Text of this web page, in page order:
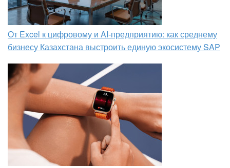
От Excel к цифровому и AI‑предприятию: как среднему
бизнесу Казахстана выстроить единую экосистему SAP